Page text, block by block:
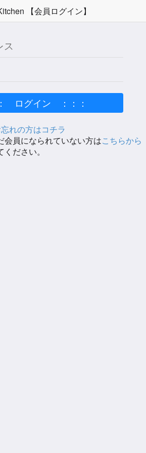
【会員ログイン】
れの方はコチラ
会員になられていない方はこちらから
ください。